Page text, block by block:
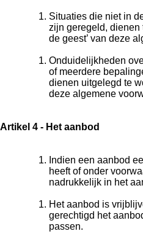
Situaties die niet in
zijn geregeld, dienen
de geest’ van deze
Onduidelijkheden
of meerdere
dienen uitgelegd te
deze algemene
Artikel 4 - Het aanbod
Indien een aanbod
heeft of onder
nadrukkelijk in het
Het aanbod is
gerechtigd het
passen.